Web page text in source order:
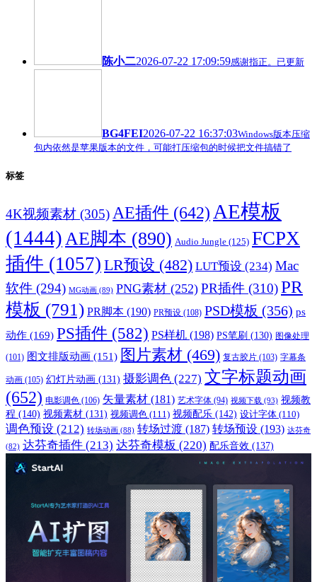
陈小二2026-07-22 17:09:59感谢指正。已更新
BG4FEI2026-07-22 16:37:03Windows版本压缩
包内依然是苹果版本的文件，可能打压缩包的时候把文件搞错了
标签
4K视频素材 (305)AE插件 (642) AE模板
(1444)AE脚本 (890) Audio Jungle (125) FCPX
插件 (1057) LR预设 (482) LUT预设 (234) Mac
软件 (294) MG动画 (89) PNG素材 (252) PR插件 (310)PR
模板 (791) PR脚本 (190) PR预设 (108) PSD模板 (356) ps
动作 (169) PS插件 (582) PS样机 (198) PS笔刷 (130) 图像处理
(101) 图文排版动画 (151) 图片素材 (469) 复古胶片 (103) 字幕条
动画 (105) 幻灯片动画 (131) 摄影调色 (227) 文字标题动画
(652) 电影调色 (106) 矢量素材 (181) 艺术字体 (94) 视频下载 (93) 视频教
程 (140) 视频素材 (131) 视频调色 (111) 视频配乐 (142) 设计字体 (110)
调色预设 (212) 转场动画 (88) 转场过渡 (187) 转场预设 (193) 达芬奇
(82) 达芬奇插件 (213) 达芬奇模板 (220) 配乐音效 (137)